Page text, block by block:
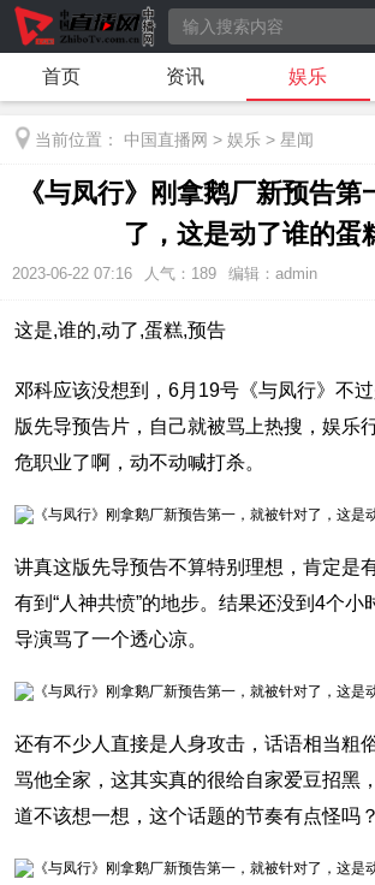
首页 资讯 娱乐
当前位置： 中国直播网 > 娱乐 > 星闻
《与凤行》刚拿鹅厂新预告第
了，这是动了谁的蛋
2023-06-22 07:16 人气： 189 编辑：admin
这是,谁的,动了,蛋糕,预告
邓科应该没想到，6月19号《与凤行》不
版先导预告片，自己就被骂上热搜，娱乐
危职业了啊，动不动喊打杀。
讲真这版先导预告不算特别理想，肯定是
有到“人神共愤”的地步。结果还没到4个小
导演骂了一个透心凉。
还有不少人直接是人身攻击，话语相当粗
骂他全家，这其实真的很给自家爱豆招黑
道不该想一想，这个话题的节奏有点怪吗？